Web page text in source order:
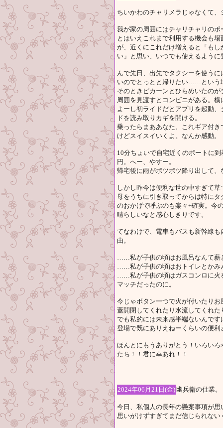
ちいかわのチャリメラじゃなくて
我が家の周囲にはチャリチャリの
とはいえこれまで利用する機会も
が、近くにこれだけ増えると「も
い」と思い、いつでも使えるよう
んで先日、出先でタクシーを使う
いのでとっとと帰りたい……という
そのときピカーンとひらめいたのが
周囲を見渡すとコンビニがある。
よーし初ライドだとアプリを起動
ドを読み取りカギを開ける。
乗ったらまああなた、これギア付
けどスイスイいくよ。なんか感動。
10分ちょいで自宅近くのポートに
円。へー、やすー。
帰宅後に雨がポツポツ降り出して
しかし昨今は便利な世の中すぎて草
母をうちに引き取ってからは特に
のおかげで呼ぶのも楽々+確実。今
晴らしいなと感心しきりです。
てなわけで、電車もバスも新幹線
由。
……私が子供の頃はお風呂なんて薪
……私が子供の頃はおトイレとかみ
……私が子供の頃はガスコンロに火
マッチだったのに。
今じゃボタン一つで火が付いたり
蓋開閉してくれたり水流してくれ
でも私的には未来感半端ないんで
登場で既にありえねーくらいの便利
ほんとにもうありがとう！いろい
たち！！君に幸あれ！！
2024年06月21日(金) 幽兵衛の仕業。
今日、私個人の長年の懸案事項が
思いがけずすぎてまだ信じられない